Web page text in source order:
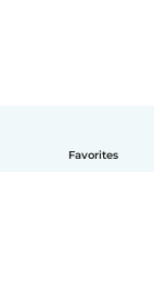
Favorites